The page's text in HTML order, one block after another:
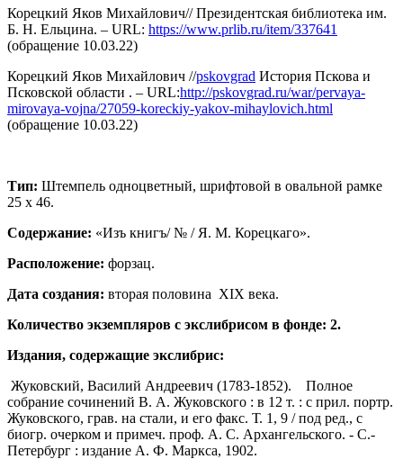
Корецкий Яков Михайлович// Президентская библиотека им.
Б. Н. Ельцина. – URL: https://www.prlib.ru/item/337641
(обращение 10.03.22)
Корецкий Яков Михайлович //pskovgrad История Пскова и
Псковской области . – URL:http://pskovgrad.ru/war/pervaya-
mirovaya-vojna/27059-koreckiy-yakov-mihaylovich.html
(обращение 10.03.22)
Тип: Штемпель одноцветный, шрифтовой в овальной рамке
25 х 46.
Содержание: «Изъ книгъ/ № / Я. М. Корецкаго».
Расположение: форзац.
Дата создания: вторая половина ХIХ века.
Количество экземпляров с экслибрисом в фонде: 2.
Издания, содержащие экслибрис:
Жуковский, Василий Андреевич (1783-1852). Полное
собрание сочинений В. А. Жуковского : в 12 т. : с прил. портр.
Жуковского, грав. на стали, и его факс. Т. 1, 9 / под ред., с
биогр. очерком и примеч. проф. А. С. Архангельского. - С.-
Петербург : издание А. Ф. Маркса, 1902.